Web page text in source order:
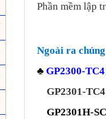
Phần mềm lập
Ngoài ra
♣ GP2300-
GP2301-
GP2301H-